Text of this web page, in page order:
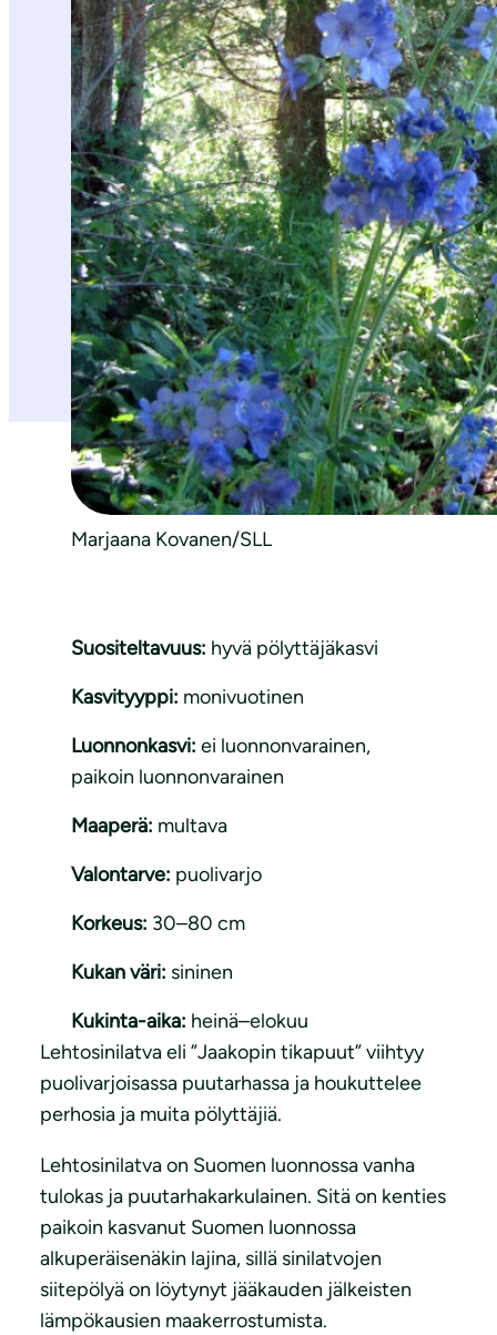
Marjaana Kovanen/SLL
Suositeltavuus: hyvä pölyttäjäkasvi
Kasvityyppi: monivuotinen
Luonnonkasvi: ei luonnonvarainen
paikoin luonnonvarainen
Maaperä: multava
Valontarve: puolivarjo
Korkeus: 30–80 cm
Kukan väri: sininen
Kukinta-aika: heinä–elokuu
Lehtosinilatva eli ”Jaakopin tikapuut” viihtyy
puolivarjoisassa puutarhassa ja houkuttelee
perhosia ja muita pölyttäjiä.
Lehtosinilatva on Suomen luonnossa vanha
tulokas ja puutarhakarkulainen. Sitä on kenties
paikoin kasvanut Suomen luonnossa
alkuperäisenäkin lajina, sillä sinilatvojen
siitepölyä on löytynyt jääkauden jälkeisten
lämpökausien maakerrostumista.